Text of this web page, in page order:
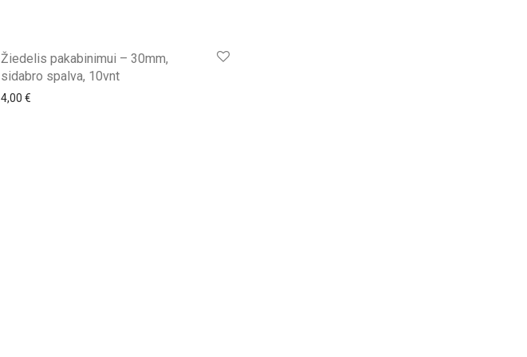
Žiedelis pakabinimui – 30mm,
sidabro spalva, 10vnt
4,00 €